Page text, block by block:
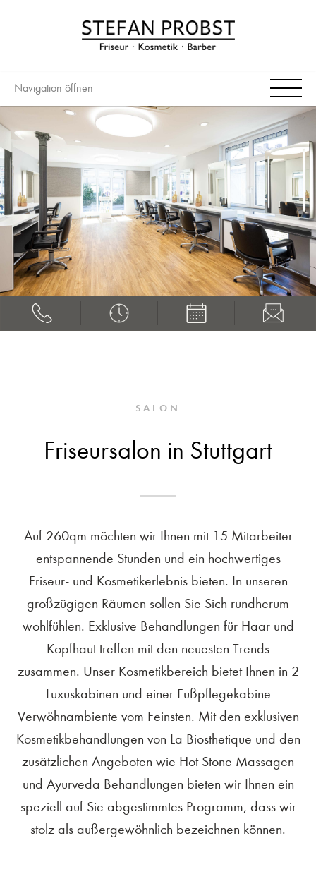
Navigation öffnen
SALON
Friseursalon in Stuttgart
Auf 260qm möchten wir Ihnen mit 15 Mitarbeiter
entspannende Stunden und ein hochwertiges
Friseur- und Kosmetikerlebnis bieten. In unseren
großzügigen Räumen sollen Sie Sich rundherum
wohlfühlen. Exklusive Behandlungen für Haar und
Kopfhaut treffen mit den neuesten Trends
zusammen. Unser Kosmetikbereich bietet Ihnen in 2
Luxuskabinen und einer Fußpflegekabine
Verwöhnambiente vom Feinsten. Mit den exklusiven
Kosmetikbehandlungen von La Biosthetique und den
zusätzlichen Angeboten wie Hot Stone Massagen
und Ayurveda Behandlungen bieten wir Ihnen ein
speziell auf Sie abgestimmtes Programm, dass wir
stolz als außergewöhnlich bezeichnen können.